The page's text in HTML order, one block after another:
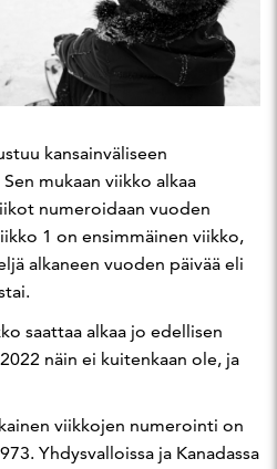
kansainväliseen
Sen mukaan viikko alkaa
numeroidaan vuoden
1 on ensimmäinen viikko,
alkaneen vuoden päivää eli
saattaa alkaa jo edellisen
näin ei kuitenkaan ole, ja
viikkojen numerointi on
Yhdysvalloissa ja Kanadassa